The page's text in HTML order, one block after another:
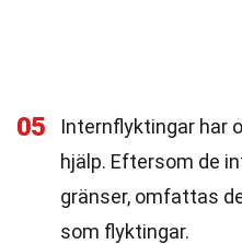
05
Internflyktingar har
hjälp. Eftersom de
gränser, omfattas
som flyktingar.